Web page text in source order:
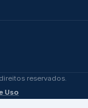
reservados.
Uso